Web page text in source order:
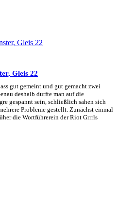
Gleis 22
gut gemeint und gut gemacht zwei
deshalb durfte man auf die
gespannt sein, schließlich sahen sich
Probleme gestellt. Zunächst einmal
die Wortführerein der Riot Grrrls